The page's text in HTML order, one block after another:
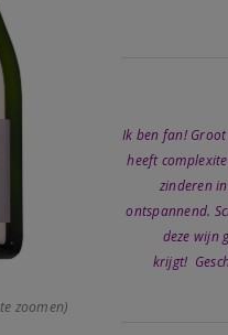
zoomen)
Ik ben fan!
heeft
zinderen
ontspannend.
deze wijn
krijgt!